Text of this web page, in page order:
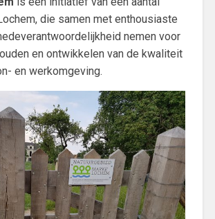
die samen met enthousiaste
nemen voor
en ontwikkelen van de kwaliteit
en werkomgeving.